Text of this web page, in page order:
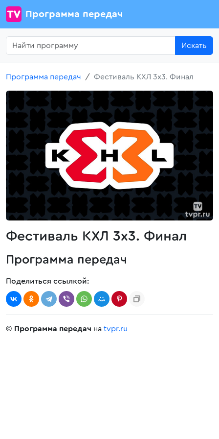
Программа передач
Искать
Программа передач Фестиваль КХЛ 3х3. Финал
Фестиваль КХЛ 3х3. Финал
Программа передач
Поделиться ссылкой:
© Программа передач на tvpr.ru